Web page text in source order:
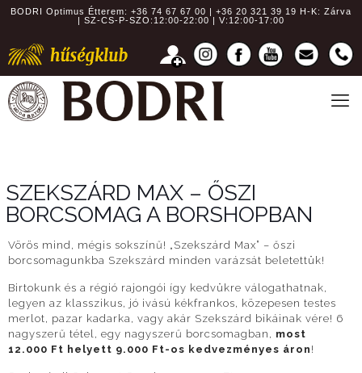
BODRI Optimus Étterem: +36 74 67 67 00 | +36 20 321 39 19 H-K: Zárva
| SZ-CS-P-SZO:12:00-22:00 | V:12:00-17:00
SZEKSZÁRD MAX – ŐSZI
BORCSOMAG A BORSHOPBAN
Vörös mind, mégis sokszínű! „Szekszárd Max” – őszi
borcsomagunkba Szekszárd minden varázsát beletettük!
Birtokunk és a régió rajongói így kedvükre válogathatnak,
legyen az klasszikus, jó ivású kékfrankos, közepesen testes
merlot, pazar kadarka, vagy akár Szekszárd bikáinak vére! 6
nagyszerű tétel, egy nagyszerű borcsomagban, most
12.000 Ft helyett 9.000 Ft-os kedvezményes áron !